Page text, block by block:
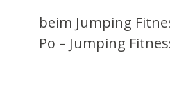
beim Jumping
Po – Jumping